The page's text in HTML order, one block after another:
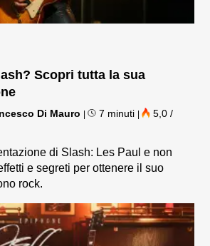
Scopri tutta la sua
Di Mauro | 7 minuti |
5,0 /
di Slash: Les Paul e non
e segreti per ottenere il suo
rock.